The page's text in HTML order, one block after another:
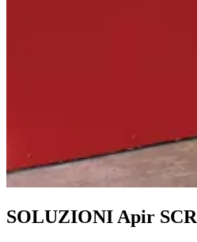
SOLUZIONI Apir SCR